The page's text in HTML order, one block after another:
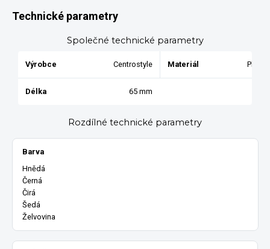
Technické parametry
Společné technické parametry
Výrobce Centrostyle Materiál Plast
Délka 65 mm
Rozdílné technické parametry
Barva
Hnědá
Černá
Čirá
Šedá
Želvovina